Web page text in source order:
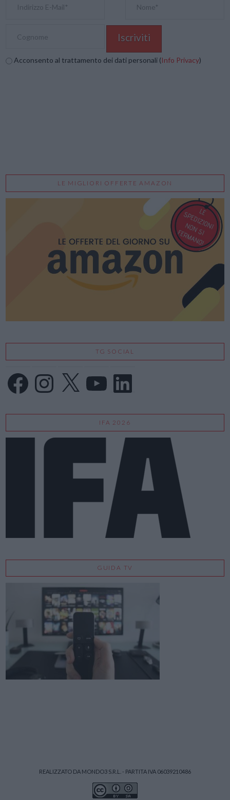
Acconsento al trattamento dei dati personali (Info Privacy)
LE MIGLIORI OFFERTE AMAZON
TG SOCIAL
FacebookInstagram
X LinkedIn
IFA 2026
GUIDA TV
REALIZZATO DA MONDO3 S.R.L. - PARTITA IVA 06039210486